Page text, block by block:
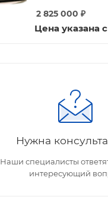
2 825 000 ₽
Цена указана
Нужна
Наши специалисты
интересующий